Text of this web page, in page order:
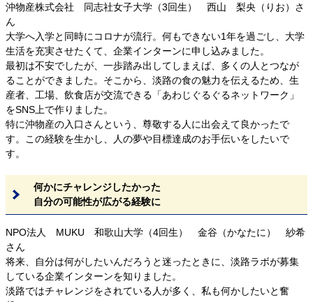
沖物産株式会社 同志社女子大学（3回生） 西山 梨央（りお）さ
ん
大学へ入学と同時にコロナが流行。何もできない1年を過ごし、大学
生活を充実させたくて、企業インターンに申し込みました。
最初は不安でしたが、一歩踏み出してしまえば、多くの人とつなが
ることができました。そこから、淡路の食の魅力を伝えるため、生
産者、工場、飲食店が交流できる「あわじぐるぐるネットワーク」
をSNS上で作りました。
特に沖物産の入口さんという、尊敬する人に出会えて良かったで
す。この経験を生かし、人の夢や目標達成のお手伝いをしたいで
す。
何かにチャレンジしたかった
自分の可能性が広がる経験に
NPO法人 MUKU 和歌山大学（4回生） 金谷（かなたに） 紗希
さん
将来、自分は何がしたいんだろうと迷ったときに、淡路ラボが募集
している企業インターンを知りました。
淡路ではチャレンジをされている人が多く、私も何かしたいと奮